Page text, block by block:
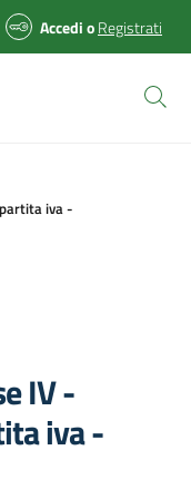
AccedioRegistrati
iva -
IV -
iva -